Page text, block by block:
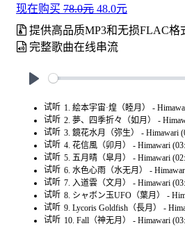
现在购买 78.0元 48.0元
提供高品质MP3和无损FLAC格
完整歌曲在线串流
试听 1. 絵本宇宙·煌（睦月） -
试听 2. 夢、四季折々（如月） -
试听 3. 鏡花水月（弥生） - Himawari
试听 4. 花信風（卯月） - Himawari
试听 5. 五月晴（皐月） - Himawari
试听 6. 水色心雨（水无月） -
试听 7. 入道雲（文月） - Himawari
试听 8. シャボン玉UFO（葉月） -
试听 9. Lycoris Goldfish（長月） -
试听 10. Fall（神无月） - Himawari